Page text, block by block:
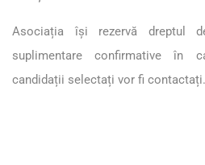
Asociația își rezervă dreptul
suplimentare confirmative în
candidații selectați vor fi contactați.